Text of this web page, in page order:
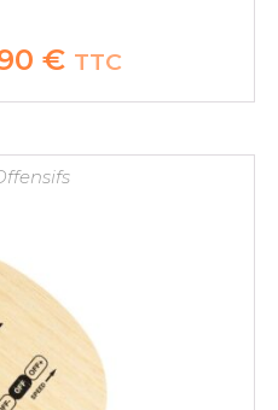
€Le
prix
est :
TTC